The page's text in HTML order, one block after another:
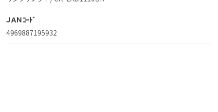
ＪＡＮｺｰﾄﾞ
4969887195932